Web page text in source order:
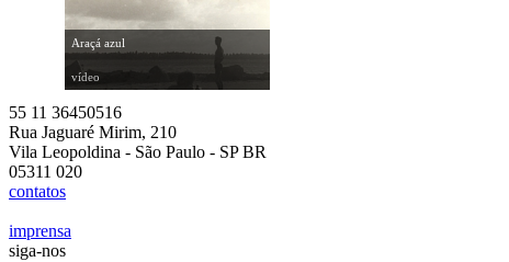
Araçá azul
vídeo
55 11 36450516
Rua Jaguaré Mirim, 210
Vila Leopoldina - São Paulo - SP BR
05311 020
contatos
imprensa
siga-nos